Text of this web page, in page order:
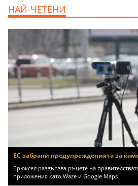
НАЙ-ЧЕТЕНИ
ЕС забрани предупрежденията за
Брюксел развързва ръцете на
приложения като Waze и Google Maps